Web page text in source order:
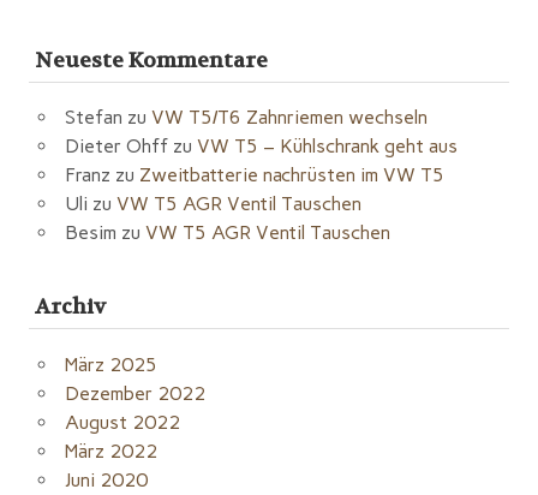
Neueste Kommentare
Stefan zu VW T5/T6 Zahnriemen wechseln
Dieter Ohff zu VW T5 – Kühlschrank geht aus
Franz zu Zweitbatterie nachrüsten im VW T5
Uli zu VW T5 AGR Ventil Tauschen
Besim zu VW T5 AGR Ventil Tauschen
Archiv
März 2025
Dezember 2022
August 2022
März 2022
Juni 2020